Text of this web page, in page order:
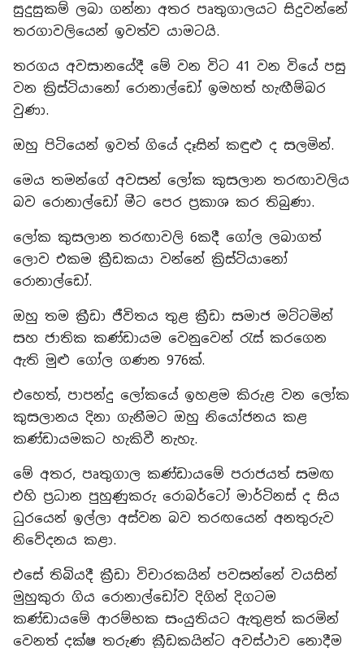
සුදුසුකම් ලබා ගන්නා අතර පෘතුගාලයට සිදුවන්නේ
තරගාවලියෙන් ඉවත්ව යාමටයි.
තරගය අවසානයේදී මේ වන විට 41 වන වියේ පසු
වන ක්‍රිස්ටියානෝ රොනාල්ඩෝ ඉමහත් හැඟීම්බර
වුණා.
ඔහු පිටියෙන් ඉවත් ගියේ දෑසින් කඳුළු ද සලමින්.
මෙය තමන්ගේ අවසන් ලෝක කුසලාන තරඟාවලිය
බව රොනාල්ඩෝ මීට පෙර ප්‍රකාශ කර තිබුණා.
ලෝක කුසලාන තරඟාවලි 6කදී ගෝල ලබාගත්
ලොව එකම ක්‍රීඩකයා වන්නේ ක්‍රිස්ටියානෝ
රොනාල්ඩෝ.
ඔහු තම ක්‍රීඩා ජීවිතය තුළ ක්‍රීඩා සමාජ මට්ටමින්
සහ ජාතික කණ්ඩායම වෙනුවෙන් රැස් කරගෙන
ඇති මුළු ගෝල ගණන 976ක්.
එහෙත්, පාපන්දු ලෝකයේ ඉහළම කිරුළ වන ලෝක
කුසලානය දිනා ගැනීමට ඔහු නියෝජනය කළ
කණ්ඩායමකට හැකිවී නැහැ.
මේ අතර, පෘතුගාල කණ්ඩායමේ පරාජයත් සමඟ
එහි ප්‍රධාන පුහුණුකරු රොබර්ටෝ මාර්ටිනස් ද සිය
ධුරයෙන් ඉල්ලා අස්වන බව තරඟයෙන් අනතුරුව
නිවේදනය කළා.
එසේ තිබියදී ක්‍රීඩා විචාරකයින් පවසන්නේ වයසින්
මුහුකුරා ගිය රොනාල්ඩෝව දිගින් දිගටම
කණ්ඩායමේ ආරම්භක සංයුතියට ඇතුළත් කරමින්
වෙනත් දක්ෂ තරුණ ක්‍රීඩකයින්ට අවස්ථාව නොදීම